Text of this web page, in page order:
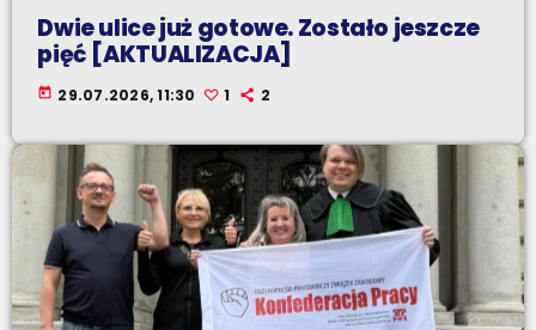
Dwie ulice już gotowe. Zostało jeszcze
pięć [AKTUALIZACJA]
today 29.07.2026, 11:30 1 2